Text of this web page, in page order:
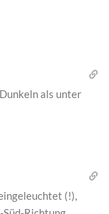
als unter
(!),